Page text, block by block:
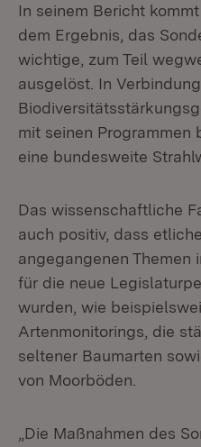
In seinem Bericht
dem Ergebnis, das
wichtige, zum Teil
ausgelöst. In
mit seinen Programmen
eine bundesweite
Das wissenschaftliche
auch positiv, dass
angegangenen Themen
für die neue
wurden, wie
Artenmonitorings, die
seltener Baumarten
von Moorböden.
„Die Maßnahmen des